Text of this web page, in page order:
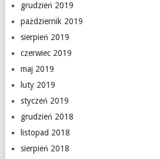
grudzień 2019
październik 2019
sierpień 2019
czerwiec 2019
maj 2019
luty 2019
styczeń 2019
grudzień 2018
listopad 2018
sierpień 2018